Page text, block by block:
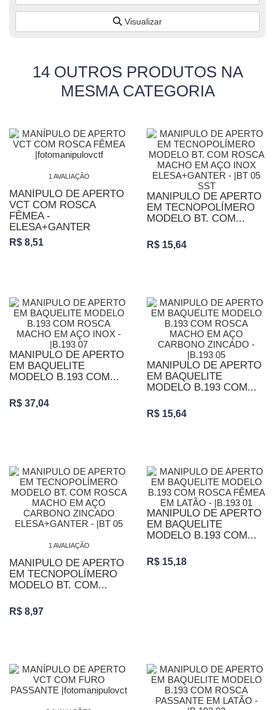
Visualizar
14 OUTROS PRODUTOS NA
MESMA CATEGORIA
1 AVALIAÇÃO
MANÍPULO DE APERTO
VCT COM ROSCA
FÊMEA -
ELESA+GANTER
R$ 8,51
MANIPULO DE APERTO
EM TECNOPOLÍMERO
MODELO BT. COM...
R$ 15,64
MANIPULO DE APERTO
EM BAQUELITE
MODELO B.193 COM...
R$ 37,04
MANIPULO DE APERTO
EM BAQUELITE
MODELO B.193 COM...
R$ 15,64
1 AVALIAÇÃO
MANIPULO DE APERTO
EM TECNOPOLÍMERO
MODELO BT. COM...
R$ 8,97
MANIPULO DE APERTO
EM BAQUELITE
MODELO B.193 COM...
R$ 15,18